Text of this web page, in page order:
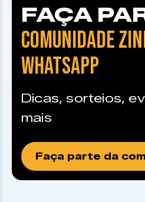
FAÇA
COMUNIDADE
WHATSAPP
Dicas, sorteios,
mais
Faça parte da